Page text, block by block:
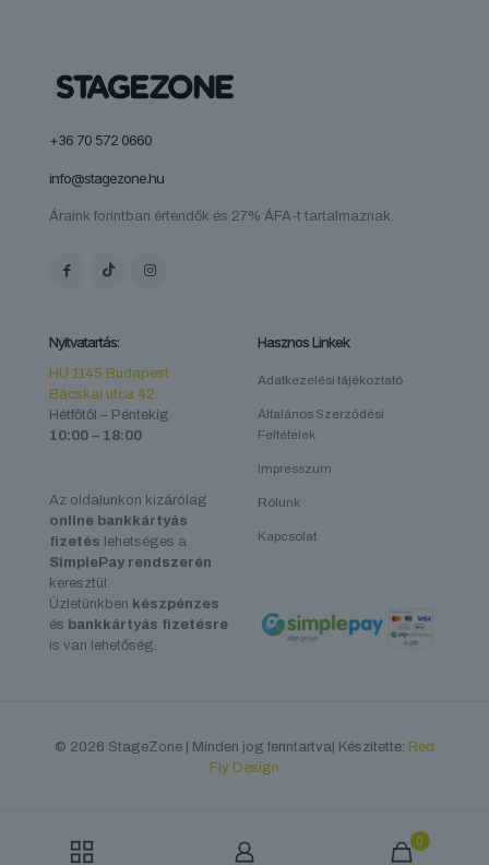
+36 70 572 0660
info@stagezone.hu
Áraink forintban értendők és 27% ÁFA-t tartalmaznak.
Nyitvatartás:
HU 1145 Budapest
Bácskai utca 42.
Hétfőtől – Péntekig
10:00 – 18:00
Az oldalunkon kizárólag
online bankkártyás
fizetés lehetséges a
SimplePay rendszerén
keresztül.
Üzletünkben készpénzes
és bankkártyás fizetésre
is van lehetőség.
Hasznos Linkek
Adatkezelési tájékoztató
Általános Szerződési
Feltételek
Impresszum
Rólunk
Kapcsolat
© 2026 StageZone | Minden jog fenntartva| Készítette: Red
Fly Design
0